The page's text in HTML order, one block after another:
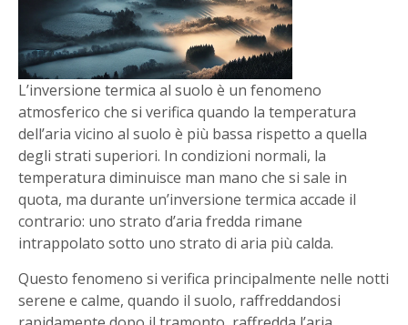
L’inversione termica al suolo è un fenomeno
atmosferico che si verifica quando la temperatura
dell’aria vicino al suolo è più bassa rispetto a quella
degli strati superiori. In condizioni normali, la
temperatura diminuisce man mano che si sale in
quota, ma durante un’inversione termica accade il
contrario: uno strato d’aria fredda rimane
intrappolato sotto uno strato di aria più calda.
Questo fenomeno si verifica principalmente nelle notti
serene e calme, quando il suolo, raffreddandosi